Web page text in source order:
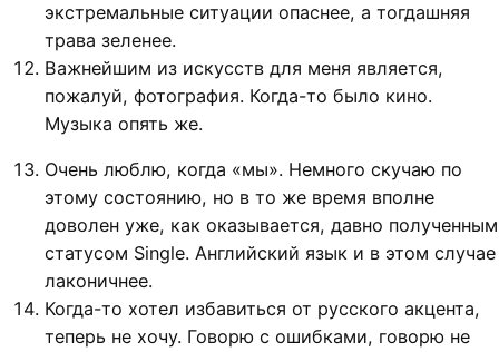
экстремальные ситуации опаснее, а тогдашняя
трава зеленее.
Важнейшим из искусств для меня является,
пожалуй, фотография. Когда-то было кино.
Музыка опять же.
Очень люблю, когда «мы». Немного скучаю по
этому состоянию, но в то же время вполне
доволен уже, как оказывается, давно полученным
статусом Single. Английский язык и в этом случае
лаконичнее.
Когда-то хотел избавиться от русского акцента,
теперь не хочу. Говорю с ошибками, говорю не